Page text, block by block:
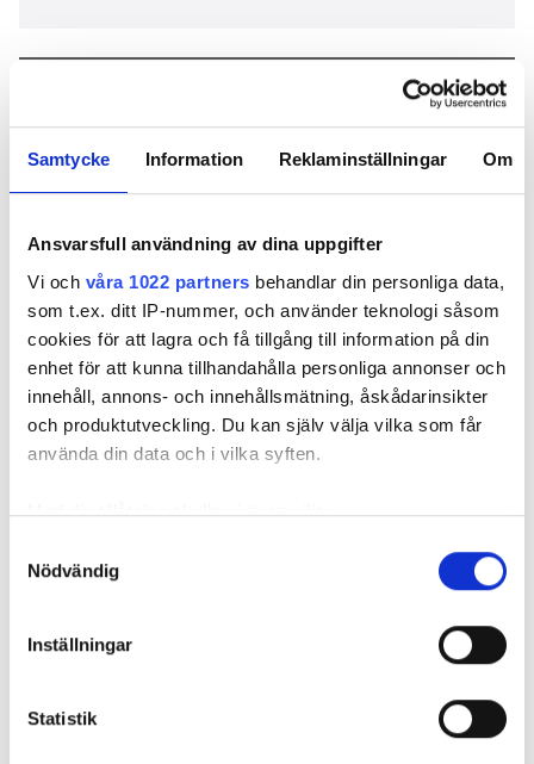
Samtycke Information Reklaminställningar Om
Ansvarsfull användning av dina uppgifter
Vi och våra 1022 partners behandlar din personliga data,
som t.ex. ditt IP-nummer, och använder teknologi såsom
cookies för att lagra och få tillgång till information på din
enhet för att kunna tillhandahålla personliga annonser och
innehåll, annons- och innehållsmätning, åskådarinsikter
och produktutveckling. Du kan själv välja vilka som får
använda din data och i vilka syften.
Med din tillåtelse skulle vi även vilja:
som kan ha en noggrannhet på upp till flera meter
Ta reda på mer om hur dina personliga uppgifter
Du kan ändra eller dra tillbaka ditt samtycke när som
Nödvändig
Inställningar
Statistik
och bevakningar rakt ner i inkorgen
Brandutredaren
Måste